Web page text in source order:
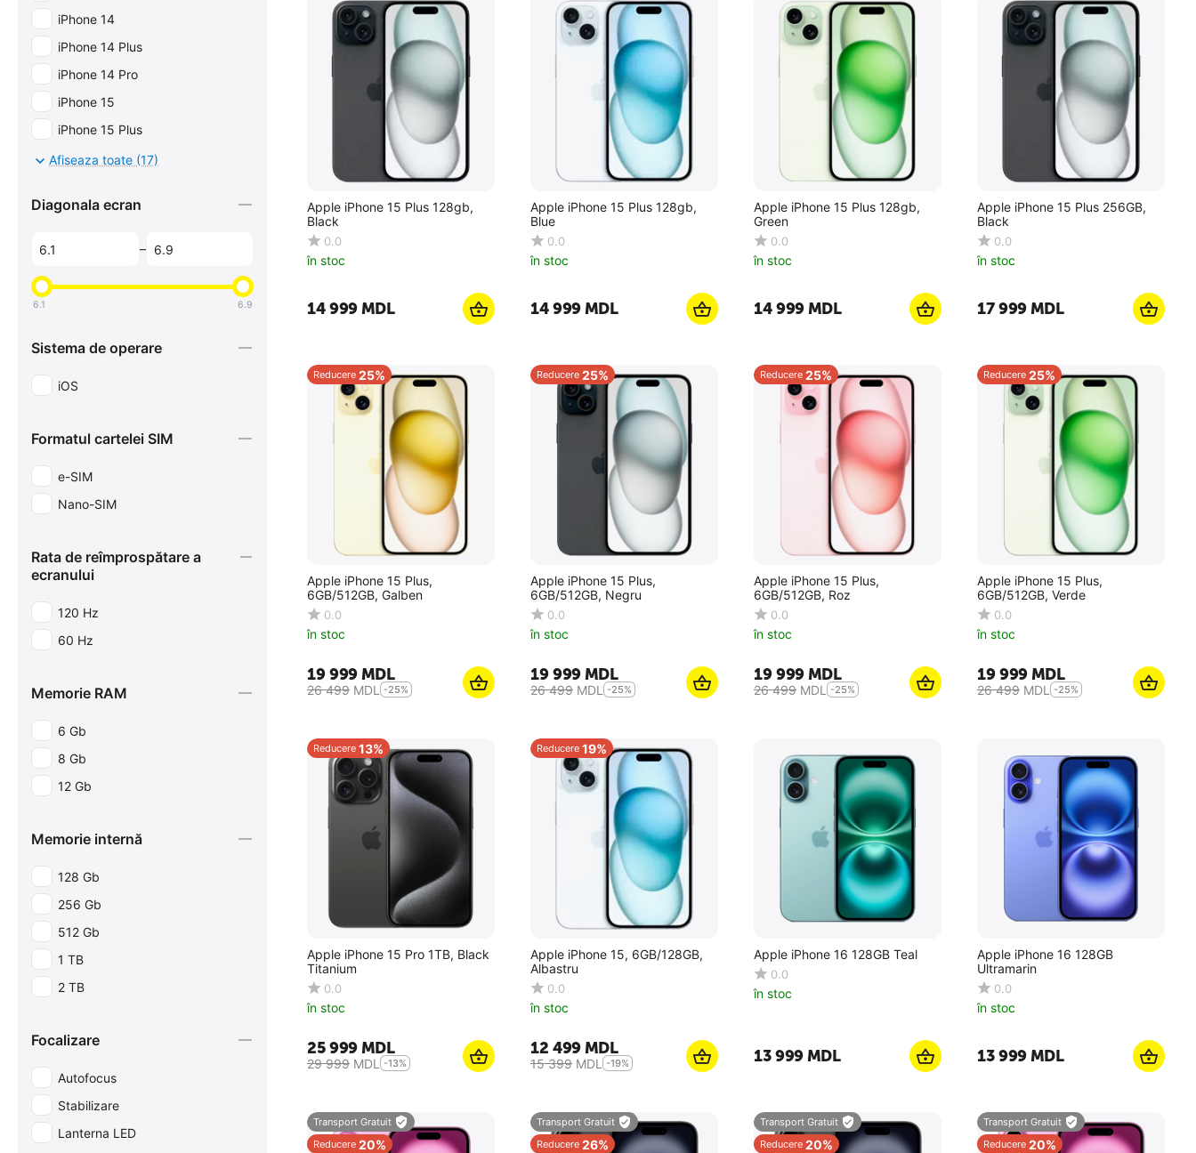
Apple iPhone 15 Plus 128gb,
Black
0.0
în stoc
14 999MDL
Apple iPhone 15 Plus 128gb,
Blue
0.0
în stoc
14 999MDL
Apple iPhone 15 Plus 128gb,
Green
0.0
în stoc
14 999MDL
Apple iPhone 15 Plus 256GB,
Black
0.0
în stoc
17 999MDL
Reducere 25%
Apple iPhone 15 Plus,
6GB/512GB, Galben
0.0
în stoc
19 999MDL
26 499 MDL -25%
Reducere 25%
Apple iPhone 15 Plus,
6GB/512GB, Negru
0.0
în stoc
19 999MDL
26 499 MDL -25%
Reducere 25%
Apple iPhone 15 Plus,
6GB/512GB, Roz
0.0
în stoc
19 999MDL
26 499 MDL -25%
Reducere 25%
Apple iPhone 15 Plus,
6GB/512GB, Verde
0.0
în stoc
19 999MDL
26 499 MDL -25%
Reducere 13%
Apple iPhone 15 Pro 1TB, Black
Titanium
0.0
în stoc
25 999MDL
29 999 MDL -13%
Reducere 19%
Apple iPhone 15, 6GB/128GB,
Albastru
0.0
în stoc
12 499MDL
15 399 MDL -19%
Apple iPhone 16 128GB Teal
0.0
în stoc
13 999MDL
Apple iPhone 16 128GB
Ultramarin
0.0
în stoc
13 999MDL
Transport Gratuit
Reducere 20%
Transport Gratuit
Reducere 26%
Transport Gratuit
Reducere 20%
Transport Gratuit
Reducere 20%
iPhone 14
iPhone 14 Plus
iPhone 14 Pro
iPhone 15
iPhone 15 Plus
iPhone 15 Pro
iPhone 16 Plus
iPhone 17 Pro Max
iPhone Air
iPhone XS Max
Afiseaza toate (17)
Diagonala ecran
–
6.1 6.9
Sistema de operare
iOS
Formatul cartelei SIM
e-SIM
Nano-SIM
Rata de reîmprospătare a
ecranului
120 Hz
60 Hz
Memorie RAM
6 Gb
8 Gb
12 Gb
Memorie internă
128 Gb
256 Gb
512 Gb
1 TB
2 TB
Focalizare
Autofocus
Stabilizare
Lanterna LED